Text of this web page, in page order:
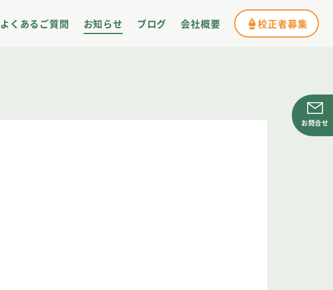
よくあるご質問 お知らせ ブログ 会社概要 校正者募集
お問